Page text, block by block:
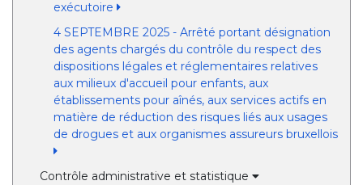
exécutoire
4 SEPTEMBRE 2025 - Arrêté portant désignation
des agents chargés du contrôle du respect des
dispositions légales et réglementaires relatives
aux milieux d'accueil pour enfants, aux
établissements pour aînés, aux services actifs en
matière de réduction des risques liés aux usages
de drogues et aux organismes assureurs bruxellois
Contrôle administrative et statistique